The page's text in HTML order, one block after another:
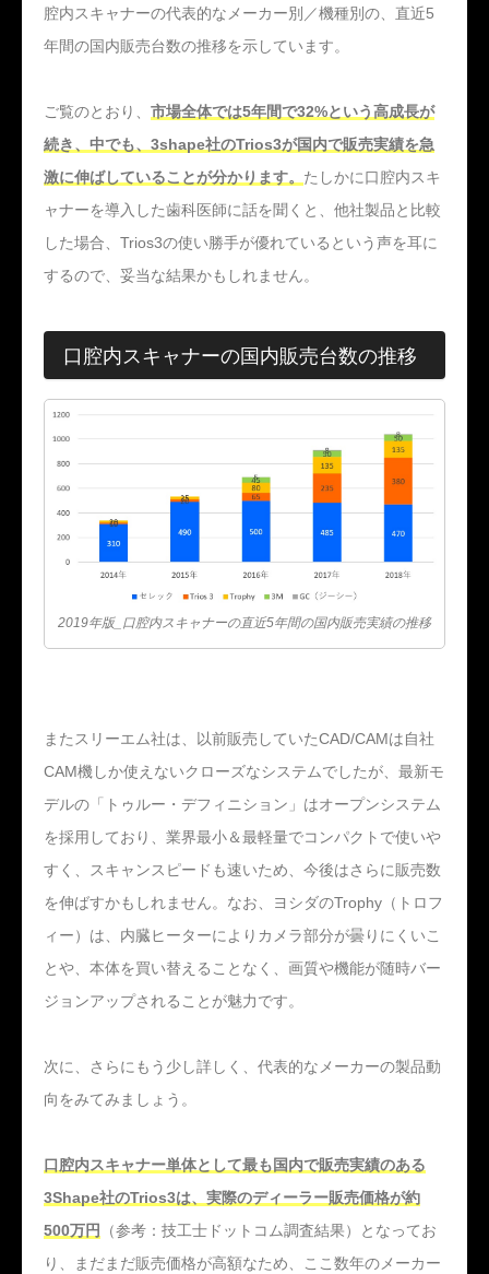
腔内スキャナーの代表的なメーカー別／機種別の、直近5
年間の国内販売台数の推移を示しています。
ご覧のとおり、 市場全体では5年間で32%という高成長が
続き、中でも、3shape社のTrios3が国内で販売実績を急
激に伸ばしていることが分かります。 たしかに口腔内スキ
ャナーを導入した歯科医師に話を聞くと、他社製品と比較
した場合、Trios3の使い勝手が優れているという声を耳に
するので、妥当な結果かもしれません。
口腔内スキャナーの国内販売台数の推移
2019年版_口腔内スキャナーの直近5年間の国内販売実績の推移
またスリーエム社は、以前販売していたCAD/CAMは自社
CAM機しか使えないクローズなシステムでしたが、最新モ
デルの「トゥルー・デフィニション」はオープンシステム
を採用しており、業界最小＆最軽量でコンパクトで使いや
すく、スキャンスピードも速いため、今後はさらに販売数
を伸ばすかもしれません。なお、ヨシダのTrophy（トロフ
ィー）は、内臓ヒーターによりカメラ部分が曇りにくいこ
とや、本体を買い替えることなく、画質や機能が随時バー
ジョンアップされることが魅力です。
次に、さらにもう少し詳しく、代表的なメーカーの製品動
向をみてみましょう。
口腔内スキャナー単体として最も国内で販売実績のある
3Shape社のTrios3は、実際のディーラー販売価格が約
500万円
（参考：技工士ドットコム調査結果）となってお
り、まだまだ販売価格が高額なため、ここ数年のメーカー